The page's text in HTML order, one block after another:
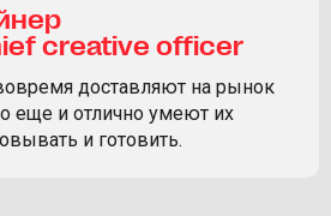
creative officer
доставляют на рынок
еще и отлично умеют их
и готовить.